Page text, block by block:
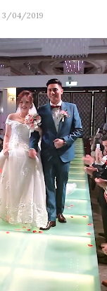
3/04/2019